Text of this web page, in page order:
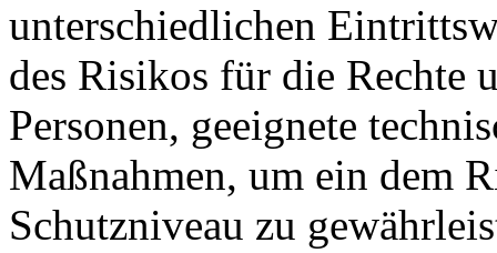
unterschiedlichen
des Risikos für die Rechte
Personen, geeignete
Maßnahmen, um ein dem
Schutzniveau zu